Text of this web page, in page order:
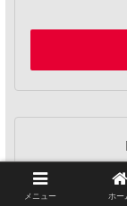
メニュー ホー